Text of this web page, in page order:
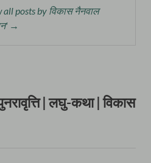
all posts by विकास नैनवाल
→
| लघु-कथा | विकास